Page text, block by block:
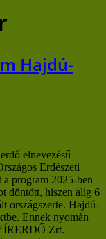
Hajdú-
elnevezésű
Erdészeti
program 2025-ben
döntött, hiszen alig 6
országszerte. Hajdú-
Ennek nyomán
Zrt.